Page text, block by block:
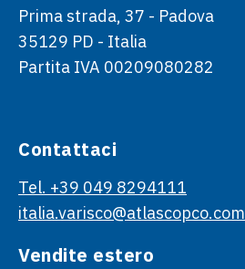
Prima strada, 37 - Padova
35129 PD - Italia
Partita IVA 00209080282
Contattaci
Tel. +39 049 8294111
italia.varisco@atlascopco.com
Vendite estero